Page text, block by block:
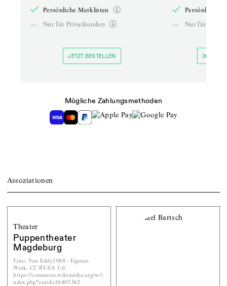
Persönliche Merklisten
—
Nur für Privatkunden
JETZT BESTELLEN
Persönliche
—
Nur für
30 TAGE
Mögliche Zahlungsmethoden
Assoziationen
Theater
Puppentheater
Magdeburg
Foto: Von Eddy1988 - Eigenes
Werk, CC BY-SA 3.0,
https://commons.wikimedia.org/w/i
ndex.php?curid=16403362